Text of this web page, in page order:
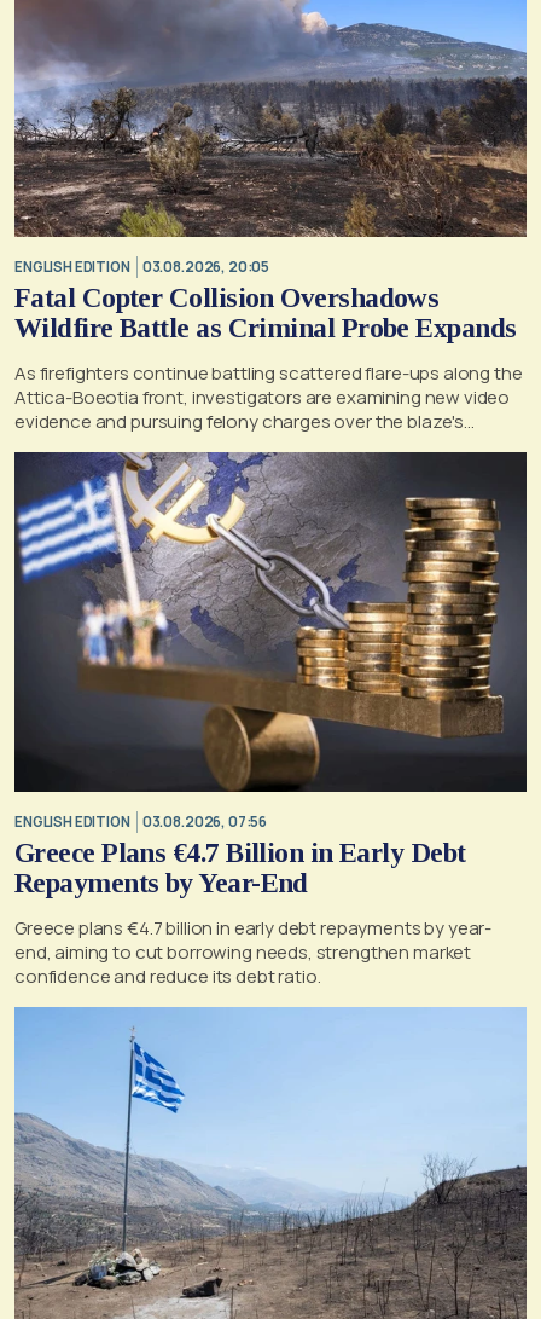
ENGLISH EDITION 03.08.2026, 20:05
Fatal Copter Collision Overshadows
Wildfire Battle as Criminal Probe Expands
As firefighters continue battling scattered flare-ups along the
Attica-Boeotia front, investigators are examining new video
evidence and pursuing felony charges over the blaze's
ENGLISH EDITION 03.08.2026, 07:56
Greece Plans €4.7 Billion in Early Debt
Repayments by Year-End
Greece plans €4.7 billion in early debt repayments by year-
end, aiming to cut borrowing needs, strengthen market
confidence and reduce its debt ratio.